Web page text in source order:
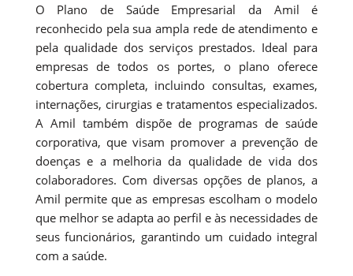
O Plano de Saúde Empresarial da Amil é
reconhecido pela sua ampla rede de atendimento e
pela qualidade dos serviços prestados. Ideal para
empresas de todos os portes, o plano oferece
cobertura completa, incluindo consultas, exames,
internações, cirurgias e tratamentos especializados.
A Amil também dispõe de programas de saúde
corporativa, que visam promover a prevenção de
doenças e a melhoria da qualidade de vida dos
colaboradores. Com diversas opções de planos, a
Amil permite que as empresas escolham o modelo
que melhor se adapta ao perfil e às necessidades de
seus funcionários, garantindo um cuidado integral
com a saúde.